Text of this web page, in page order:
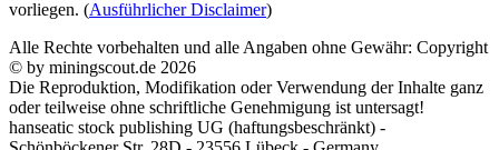
vorliegen. (Ausführlicher Disclaimer)
Alle Rechte vorbehalten und alle Angaben ohne Gewähr: Copyright
© by miningscout.de 2026
Die Reproduktion, Modifikation oder Verwendung der Inhalte ganz
oder teilweise ohne schriftliche Genehmigung ist untersagt!
hanseatic stock publishing UG (haftungsbeschränkt) -